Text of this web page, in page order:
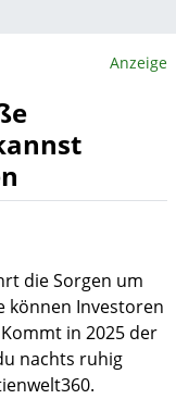
Anzeige
die Sorgen um
können Investoren
in 2025 der
nachts ruhig